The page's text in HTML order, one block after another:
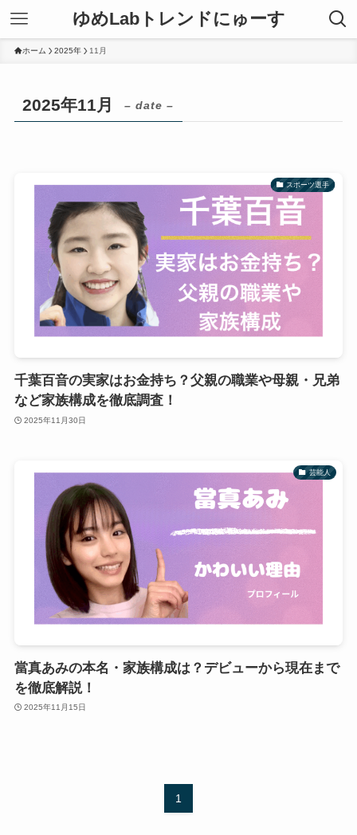
ゆめLabトレンドにゅーす
ホーム 2025年 11月
2025年11月 – date –
スポーツ選手
千葉百音の実家はお金持ち？父親の職業や母親・兄弟
など家族構成を徹底調査！
2025年11月30日
芸能人
當真あみの本名・家族構成は？デビューから現在まで
を徹底解説！
2025年11月15日
1